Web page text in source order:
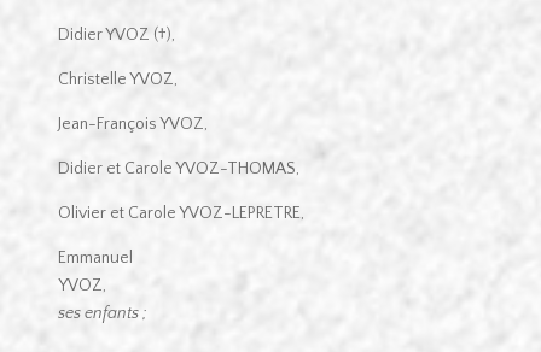
Didier YVOZ (†),
Christelle YVOZ,
Jean-François YVOZ,
Didier et Carole YVOZ-THOMAS,
Olivier et Carole YVOZ-LEPRETRE,
Emmanuel
YVOZ,
ses enfants ;